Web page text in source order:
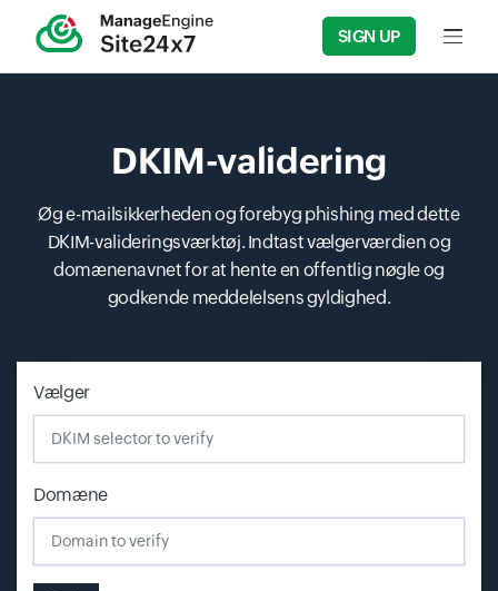
SIGN UP Input
DKIM-validering
Øg e-mailsikkerheden og forebyg phishing med dette
DKIM-valideringsværktøj. Indtast vælgerværdien og
domænenavnet for at hente en offentlig nøgle og
godkende meddelelsens gyldighed.
Vælger
Domæne